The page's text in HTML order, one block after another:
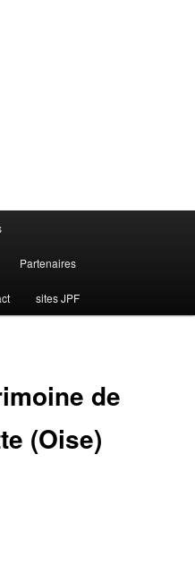
Partenaires
sites JPF
de
(Oise)